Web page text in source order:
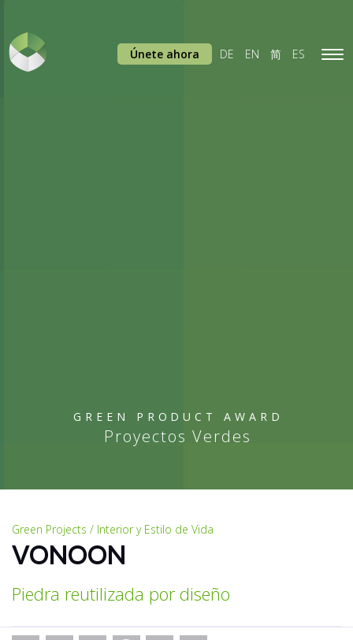
GREEN PRODUCT AWARD
Proyectos Verdes
Únete ahora DE EN 简 ES
Green Projects / Interior y Estilo de Vida
VONOON
Piedra reutilizada por diseño